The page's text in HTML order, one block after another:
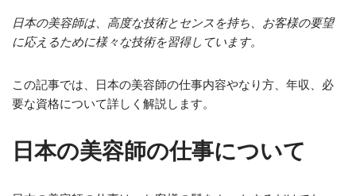
日本の美容師は、高度な技術とセンスを持ち、お客様の要望
に応えるために様々な技術を習得しています。
この記事では、日本の美容師の仕事内容やなり方、年収、必
要な資格について詳しく解説します。
日本の美容師の仕事について